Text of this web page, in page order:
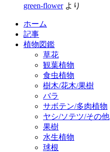
green-flowerより
ホーム
記事
植物図鑑
草花
観葉植物
食虫植物
樹木/花木/果樹
バラ
サボテン/多肉植物
ヤシ/ソテツ/その他
果樹
水生植物
球根